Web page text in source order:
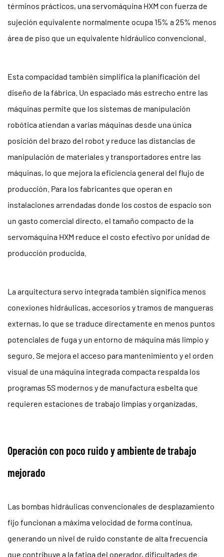
términos prácticos, una servomáquina HXM con fuerza de
sujeción equivalente normalmente ocupa 15% a 25% menos
área de piso que un equivalente hidráulico convencional.
Esta compacidad también simplifica la planificación del
diseño de la fábrica. Un espaciado más estrecho entre las
máquinas permite que los sistemas de manipulación
robótica atiendan a varias máquinas desde una única
posición del brazo del robot y reduce las distancias de
manipulación de materiales y transportadores entre las
máquinas, lo que mejora la eficiencia general del flujo de
producción. Para los fabricantes que operan en
instalaciones arrendadas donde los costos de espacio son
un gasto comercial directo, el tamaño compacto de la
servomáquina HXM reduce el costo efectivo por unidad de
producción producida.
La arquitectura servo integrada también significa menos
conexiones hidráulicas, accesorios y tramos de mangueras
externas, lo que se traduce directamente en menos puntos
potenciales de fuga y un entorno de máquina más limpio y
seguro. Se mejora el acceso para mantenimiento y el orden
visual de una máquina integrada compacta respalda los
programas 5S modernos y de manufactura esbelta que
requieren estaciones de trabajo limpias y organizadas.
Operación con poco ruido y ambiente de trabajo
mejorado
Las bombas hidráulicas convencionales de desplazamiento
fijo funcionan a máxima velocidad de forma continua,
generando un nivel de ruido constante de alta frecuencia
que contribuye a la fatiga del operador, dificultades de